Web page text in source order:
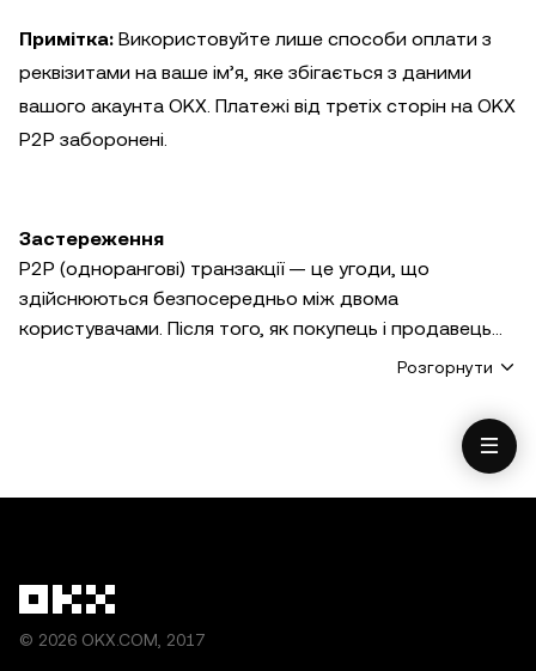
Примітка: Використовуйте лише способи оплати з
реквізитами на ваше ім’я, яке збігається з даними
вашого акаунта OKX. Платежі від третіх сторін на OKX
P2P заборонені.
Застереження
P2P (однорангові) транзакції — це угоди, що
здійснюються безпосередньо між двома
користувачами. Після того, як покупець і продавець
були зіставлені на нашій платформі OKX.COM
Ви використовуєте послуги P2P-торгівлі OKX і всю
Розгорнути
© 2026 OKX.COM, 2017